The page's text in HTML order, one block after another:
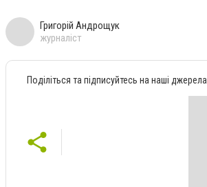
Григорій Андрощук
журналіст
Поділіться та підписуйтесь на наші джерела